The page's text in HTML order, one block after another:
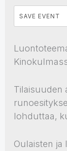
SAVE EVENT
Tilaisuuden
lohduttaa,
Oulaisten ja